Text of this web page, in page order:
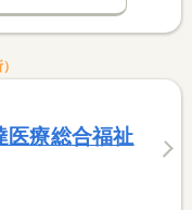
医療総合福祉